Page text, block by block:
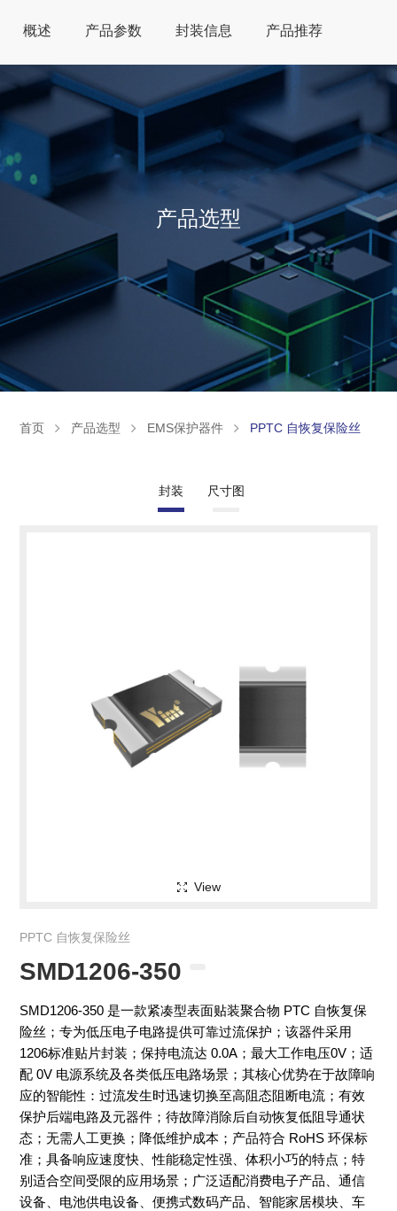
产品选型
首页 产品选型 EMS保护器件 PPTC 自恢复保险丝
概述 产品参数 封装信息 产品推荐
封装 尺寸图
View
PPTC 自恢复保险丝
SMD1206-350
SMD1206-350 是一款紧凑型表面贴装聚合物 PTC 自恢复保
险丝；专为低压电子电路提供可靠过流保护；该器件采用
1206标准贴片封装；保持电流达 0.0A；最大工作电压0V；适
配 0V 电源系统及各类低压电路场景；其核心优势在于故障响
应的智能性：过流发生时迅速切换至高阻态阻断电流；有效
保护后端电路及元器件；待故障消除后自动恢复低阻导通状
态；无需人工更换；降低维护成本；产品符合 RoHS 环保标
准；具备响应速度快、性能稳定性强、体积小巧的特点；特
别适合空间受限的应用场景；广泛适配消费电子产品、通信
设备、电池供电设备、便携式数码产品、智能家居模块、车